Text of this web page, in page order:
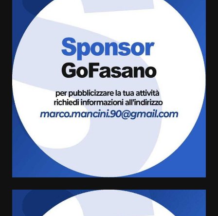
3
La Banda Città di Fasano apre
ufficialmente la Festa di
8 Agosto 2026 11:00
Savelletri in festa, domani sera
grande spettacolo con Uccio De
8 Agosto 2026 07:30
Politiche Giovanili e Mobilità
Sostenibile: premiati gli studenti
universitari del bando “La strada
Rivoluzione”: nuovo
appuntamento con “Fasano in
Banda”